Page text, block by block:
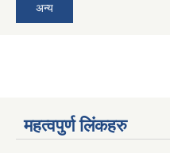
अन्य
महत्वपुर्ण लिंकहरु